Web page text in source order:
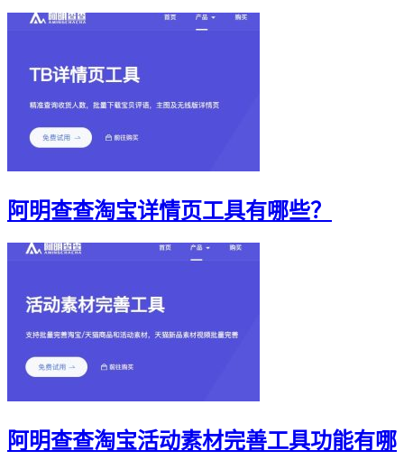
阿明查查淘宝详情页工具有哪些？
阿明查查淘宝活动素材完善工具功能有哪